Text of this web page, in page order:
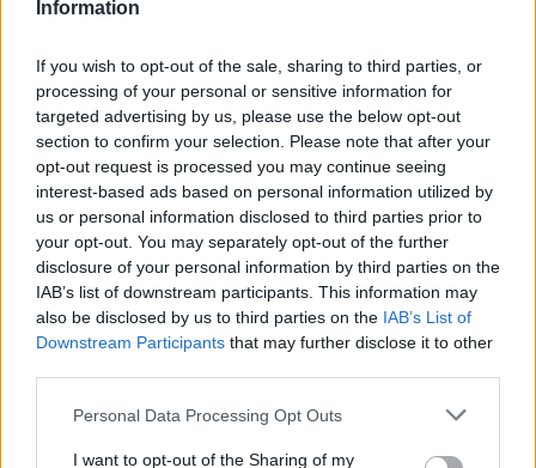
Information
If you wish to opt-out of the sale, sharing to third parties, or
processing of your personal or sensitive information for
targeted advertising by us, please use the below opt-out
section to confirm your selection. Please note that after your
opt-out request is processed you may continue seeing
interest-based ads based on personal information utilized by
us or personal information disclosed to third parties prior to
your opt-out. You may separately opt-out of the further
disclosure of your personal information by third parties on the
IAB’s list of downstream participants. This information may
also be disclosed by us to third parties on the IAB’s List of
Downstream Participants that may further disclose it to other
Please note that this website/app uses one or more Google
not limited to your visit or usage behaviour. You may click to
Personal Data Processing Opt Outs
I want to opt-out of the Sharing of my
Παρίσι
Ένα μουσείο αφιερωμένο στο τυρί ανοίγει στο Παρίσι
10 Ιουνίου 2024, 10:14
Ο στόχος του Musée du Fromage είναι να προσφέρει ένα «μικρό παράθυρο
στην καρδιά...